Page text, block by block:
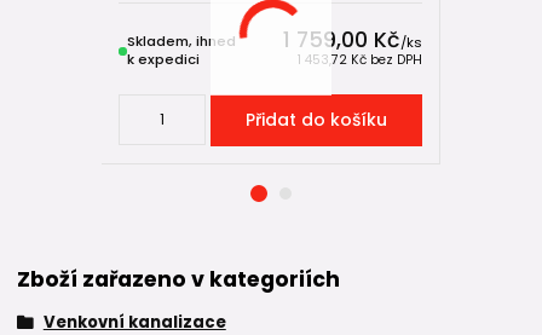
1 759,00 Kč/ks
1 453,72 Kč bez DPH
Skladem, ihned
k expedici
Přidat do košíku
Zboží zařazeno v kategoriích
Venkovní kanalizace